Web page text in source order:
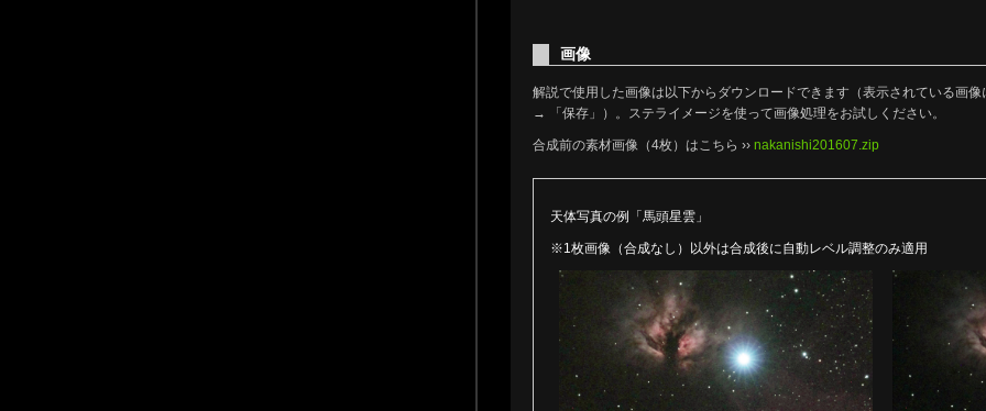
画像
解説で使用した画像は以下からダウンロードできます（表示されている画
→ 「保存」）。ステライメージを使って画像処理をお試しください。
合成前の素材画像（4枚）はこちら ›› nakanishi201607.zip
天体写真の例「馬頭星雲」
※1枚画像（合成なし）以外は合成後に自動レベル調整のみ適用